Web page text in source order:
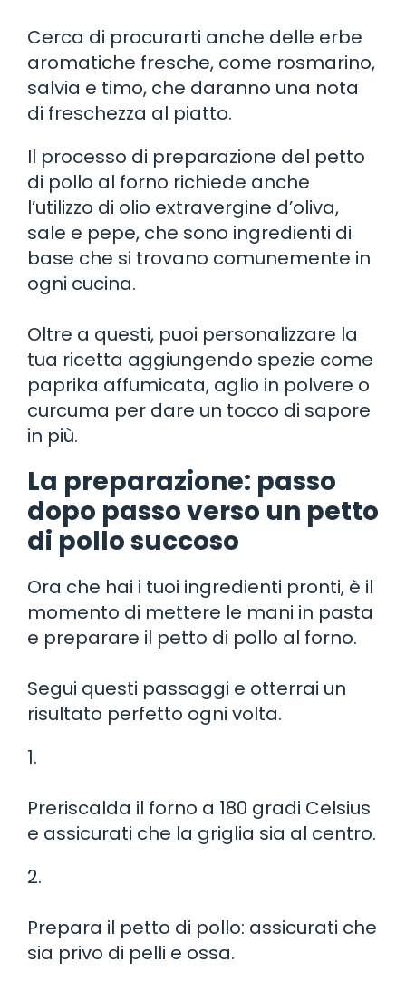
Cerca di procurarti anche delle erbe
aromatiche fresche, come rosmarino,
salvia e timo, che daranno una nota
di freschezza al piatto.
Il processo di preparazione del petto
di pollo al forno richiede anche
l’utilizzo di olio extravergine d’oliva,
sale e pepe, che sono ingredienti di
base che si trovano comunemente in
ogni cucina.
Oltre a questi, puoi personalizzare la
tua ricetta aggiungendo spezie come
paprika affumicata, aglio in polvere o
curcuma per dare un tocco di sapore
in più.
La preparazione: passo
dopo passo verso un petto
di pollo succoso
Ora che hai i tuoi ingredienti pronti, è il
momento di mettere le mani in pasta
e preparare il petto di pollo al forno.
Segui questi passaggi e otterrai un
risultato perfetto ogni volta.
1.
Preriscalda il forno a 180 gradi Celsius
e assicurati che la griglia sia al centro.
2.
Prepara il petto di pollo: assicurati che
sia privo di pelli e ossa.